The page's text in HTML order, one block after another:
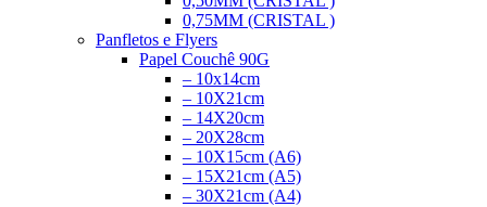
0,75MM (CRISTAL )
Panfletos e Flyers
Papel Couchê 90G
– 10x14cm
– 10X21cm
– 14X20cm
– 20X28cm
– 10X15cm (A6)
– 15X21cm (A5)
– 30X21cm (A4)